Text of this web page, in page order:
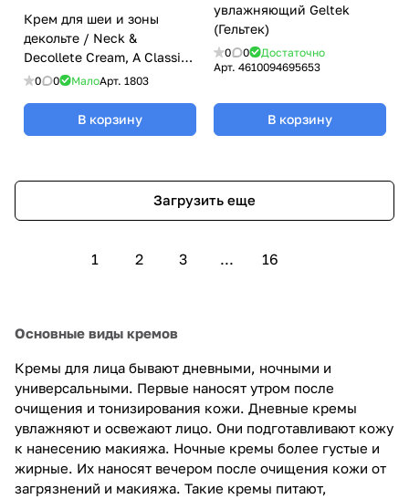
Крем для шеи и зоны
декольте / Neck &
Decollete Cream, A Classic,
Klapp (Клапп) - 50 мл
0 0 МалоАрт. 1803
В корзину
увлажняющий Geltek
(Гельтек)
0 0
Достаточно
Арт. 4610094695653
В корзину
Загрузить еще
1 2 3 ... 16
Основные виды кремов
Кремы для лица бывают дневными, ночными и
универсальными. Первые наносят утром после
очищения и тонизирования кожи. Дневные кремы
увлажняют и освежают лицо. Они подготавливают кожу
к нанесению макияжа. Ночные кремы более густые и
жирные. Их наносят вечером после очищения кожи от
загрязнений и макияжа. Такие кремы питают,